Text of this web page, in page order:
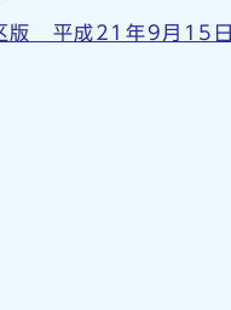
区版 平成21年9月15日